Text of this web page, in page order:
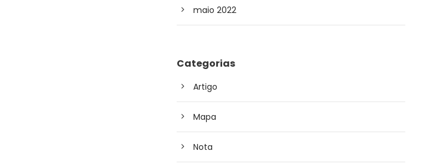
maio 2022
Categorias
Artigo
Mapa
Nota